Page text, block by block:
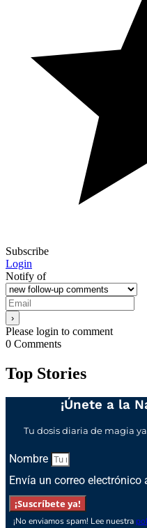
Subscribe
Login
Notify of
Please login to comment
0 Comments
Top Stories
¡Únete a la
Tu dosis diaria de magia
Nombre
Envía un correo electrónico
¡Suscríbete ya!
¡No enviamos spam! Lee nuestra